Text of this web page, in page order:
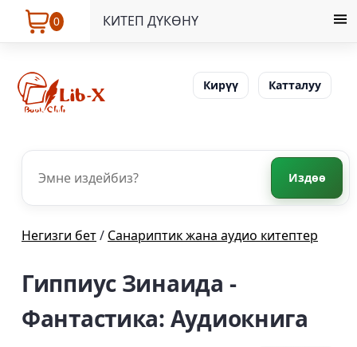
0 КИТЕП ДҮКӨНҮ
Кирүү Катталуу
Издөө
Негизги бет/ Санариптик жана аудио китептер
Гиппиус Зинаида -
Фантастика: Аудиокнига